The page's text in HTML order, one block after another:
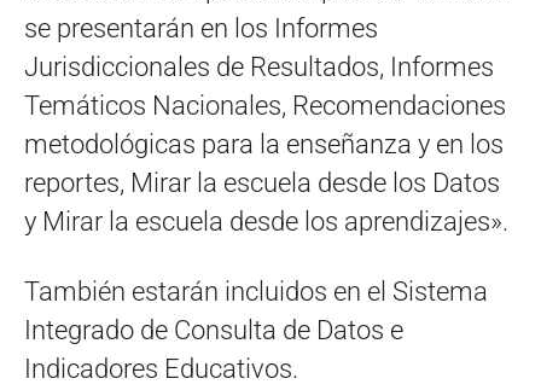
se presentarán en los Informes
Jurisdiccionales de Resultados, Informes
Temáticos Nacionales, Recomendaciones
metodológicas para la enseñanza y en los
reportes, Mirar la escuela desde los Datos
y Mirar la escuela desde los aprendizajes».
También estarán incluidos en el Sistema
Integrado de Consulta de Datos e
Indicadores Educativos.